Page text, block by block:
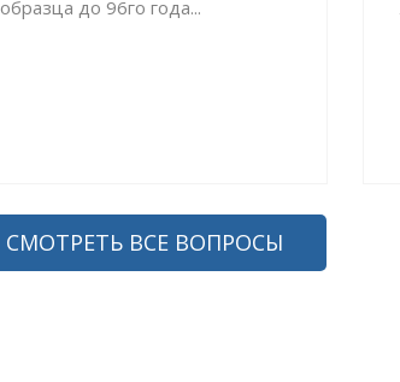
образца до 96го года...
СМОТРЕТЬ ВСЕ ВОПРОСЫ